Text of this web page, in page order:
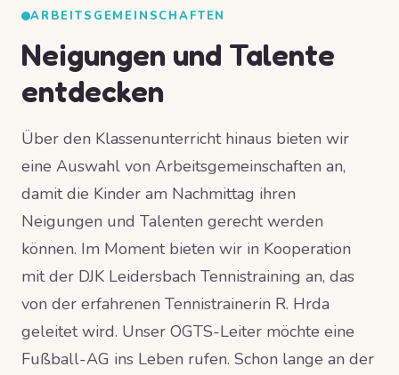
ARBEITSGEMEINSCHAFTEN
Neigungen und Talente
entdecken
Über den Klassenunterricht hinaus bieten wir
eine Auswahl von Arbeitsgemeinschaften an,
damit die Kinder am Nachmittag ihren
Neigungen und Talenten gerecht werden
können. Im Moment bieten wir in Kooperation
mit der DJK Leidersbach Tennistraining an, das
von der erfahrenen Tennistrainerin R. Hrda
geleitet wird. Unser OGTS-Leiter möchte eine
Fußball-AG ins Leben rufen. Schon lange an der